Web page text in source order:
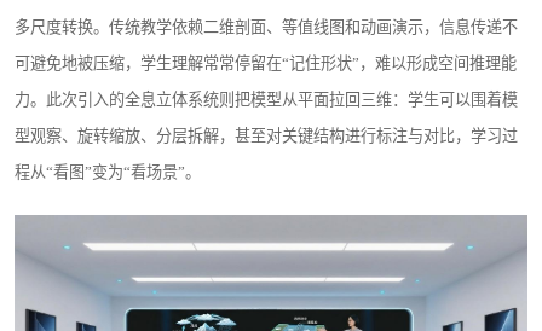
多尺度转换。传统教学依赖二维剖面、等值线图和动画演示，信息传递不
可避免地被压缩，学生理解常常停留在“记住形状”，难以形成空间推理能
力。此次引入的全息立体系统则把模型从平面拉回三维：学生可以围着模
型观察、旋转缩放、分层拆解，甚至对关键结构进行标注与对比，学习过
程从“看图”变为“看场景”。